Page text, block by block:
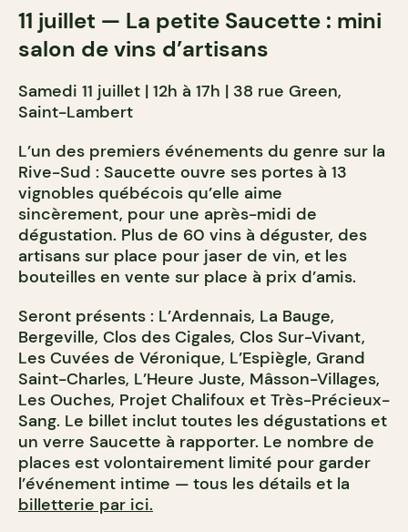
11 juillet — La petite Saucette : mini
salon de vins d’artisans
Samedi 11 juillet | 12h à 17h | 38 rue Green,
Saint-Lambert
L’un des premiers événements du genre sur la
Rive-Sud : Saucette ouvre ses portes à 13
vignobles québécois qu’elle aime
sincèrement, pour une après-midi de
dégustation. Plus de 60 vins à déguster, des
artisans sur place pour jaser de vin, et les
bouteilles en vente sur place à prix d’amis.
Seront présents : L’Ardennais, La Bauge,
Bergeville, Clos des Cigales, Clos Sur-Vivant,
Les Cuvées de Véronique, L’Espiègle, Grand
Saint-Charles, L’Heure Juste, Mâsson-Villages,
Les Ouches, Projet Chalifoux et Très-Précieux-
Sang. Le billet inclut toutes les dégustations et
un verre Saucette à rapporter. Le nombre de
places est volontairement limité pour garder
l’événement intime — tous les détails et la
billetterie par ici.